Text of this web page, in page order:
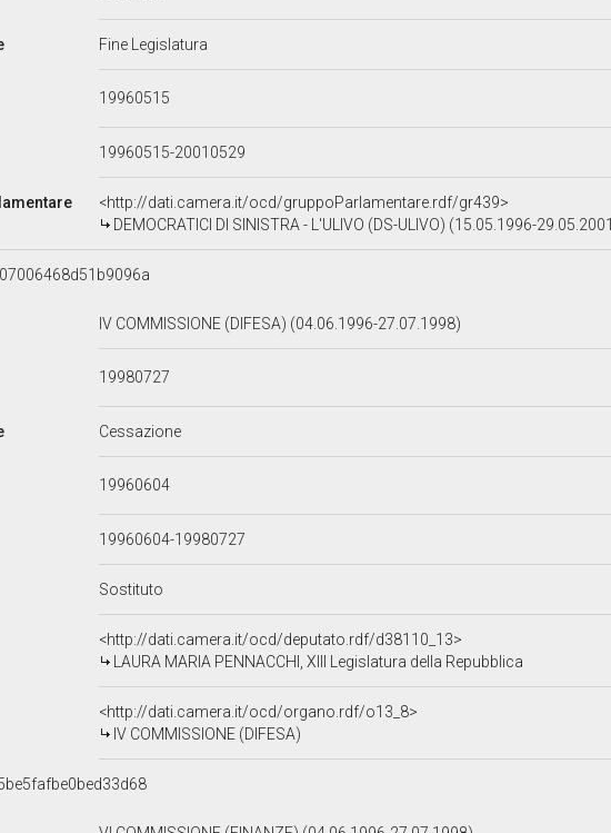
Fine Legislatura
19960515
19960515-20010529
<http://dati.camera.it/ocd/gruppoParlamentare.rdf/gr439>
DEMOCRATICI DI SINISTRA - L'ULIVO (DS-ULIVO) (15.05.1996-
IV COMMISSIONE (DIFESA) (04.06.1996-27.07.1998)
19980727
Cessazione
19960604
19960604-19980727
Sostituto
<http://dati.camera.it/ocd/deputato.rdf/d38110_13>
LAURA MARIA PENNACCHI, XIII Legislatura della Repubblica
<http://dati.camera.it/ocd/organo.rdf/o13_8>
IV COMMISSIONE (DIFESA)